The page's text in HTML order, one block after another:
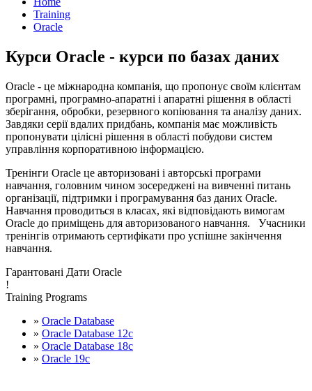
Training
Oracle
Курси Oracle - курси по базах даних
Oracle - це міжнародна компанія, що пропонує своїм клієнтам
програмні, програмно-апаратні і апаратні рішення в області
зберігання, обробки, резервного копіювання та аналізу даних.
Завдяки серії вдалих придбань, компанія має можливість
пропонувати цілісні рішення в області побудови систем
управління корпоративною інформацією.
Тренінги Oracle це авторизовані і авторські програми
навчання, головним чином зосереджені на вивченні питань
організації, підтримки і програмування баз даних Oracle.
Навчання проводиться в класах, які відповідають вимогам
Oracle до приміщень для авторизованого навчання. Учасники
тренінгів отримають сертифікати про успішне закінчення
навчання.
Гарантовані Дати Oracle
!
Training Programs
» Oracle Database
» Oracle Database 12c
» Oracle Database 18c
» Oracle 19c